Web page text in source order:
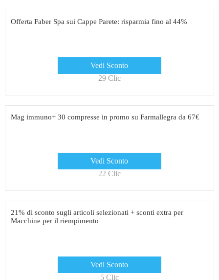
Offerta Faber Spa sui Cappe Parete: risparmia fino al 44%
Vedi Sconto
29 Clic
Mag immuno+ 30 compresse in promo su Farmallegra da 67€
Vedi Sconto
22 Clic
21% di sconto sugli articoli selezionati + sconti extra per
Macchine per il riempimento
Vedi Sconto
5 Clic